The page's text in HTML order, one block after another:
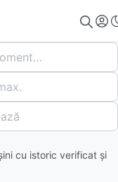
cu istoric verificat și